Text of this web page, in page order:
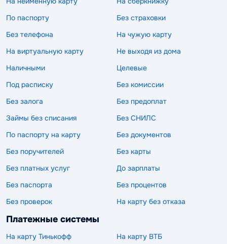
По паспорту
Без страховки
Без телефона
На чужую карту
На виртуальную карту
Не выходя из дома
Наличными
Целевые
Под расписку
Без комиссии
Без залога
Без предоплат
Займы без списания
Без СНИЛС
По паспорту на карту
Без документов
Без поручителей
Без карты
Без платных услуг
До зарплаты
Без паспорта
Без процентов
Без проверок
На карту без отказа
Платежные системы
На карту Тинькофф
На карту ВТБ